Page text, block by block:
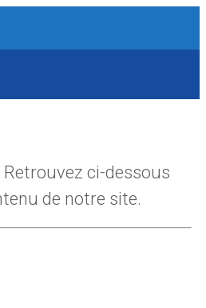
Retrouvez ci-dessous
de notre site.